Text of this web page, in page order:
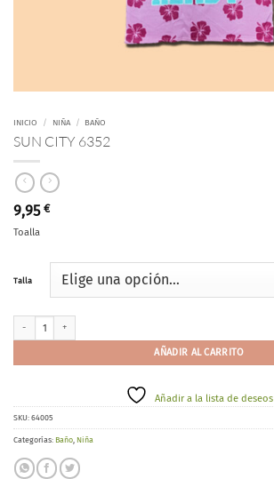
INICIO / NIÑA / BAÑO
SUN CITY 6352
9,95 €
Toalla
Talla
AÑADIR AL CARRITO
Añadir a la lista de deseos
SKU: 64005
Categorías: Baño Niña